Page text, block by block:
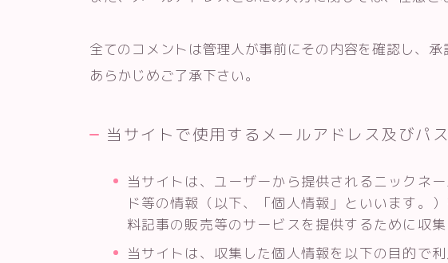
全てのコメントは管理人が事前にその内容を確認し、
あらかじめご了承下さい。
当サイトで使用するメールアドレス及びパ
当サイトは、ユーザーから提供されるニックネ
ド等の情報（以下、「個人情報」といいます。
料記事の販売等のサービスを提供するために収集
当サイトは、収集した個人情報を以下の目的で